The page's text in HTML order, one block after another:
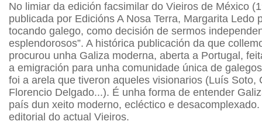
No limiar da edición facsimilar do Vieiros de México
publicada por Edicións A Nosa Terra, Margarita Ledo
tocando galego, como decisión de sermos
esplendorosos”. A histórica publicación da que
procurou unha Galiza moderna, aberta a Portugal,
a emigración para unha comunidade única de
foi a arela que tiveron aqueles visionarios (Luís Soto,
Florencio Delgado...). É unha forma de entender
país dun xeito moderno, ecléctico e
editorial do actual Vieiros.